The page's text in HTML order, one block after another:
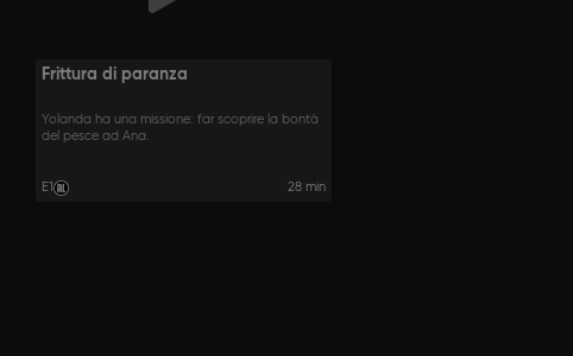
Frittura di paranza
Yolanda ha una missione: far scoprire la bontà
del pesce ad Ana.
E1 28 min